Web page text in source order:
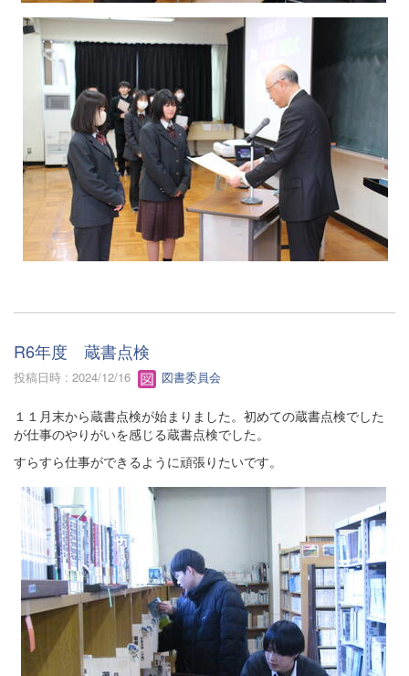
R6年度 蔵書点検
投稿日時 : 2024/12/16 図書委員会
１１月末から蔵書点検が始まりました。初めての蔵書点検でした
が仕事のやりがいを感じる蔵書点検でした。
すらすら仕事ができるように頑張りたいです。